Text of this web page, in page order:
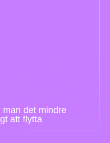
man det mindre
att flytta